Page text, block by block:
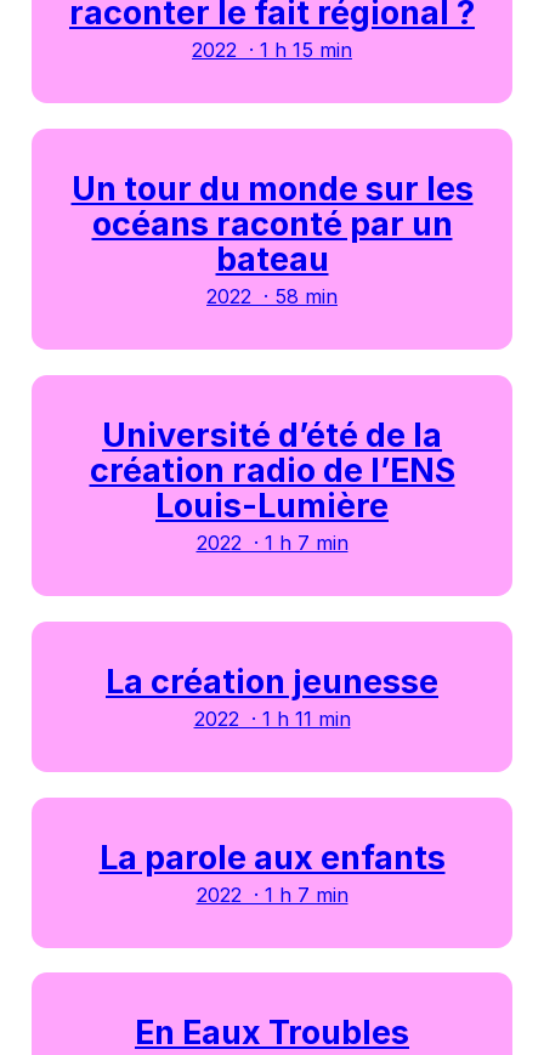
raconter le fait régional ?
2022 · 1 h 15 min
Un tour du monde sur les
océans raconté par un
bateau
2022 · 58 min
Université d’été de la
création radio de l’ENS
Louis-Lumière
2022 · 1 h 7 min
La création jeunesse
2022 · 1 h 11 min
La parole aux enfants
2022 · 1 h 7 min
En Eaux Troubles